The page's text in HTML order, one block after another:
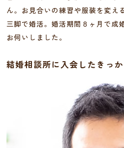
ん。お見合いの練習や服装を変え
三脚で婚活。婚活期間８ヶ月で成
お伺いしました。
結婚相談所に入会したきっ